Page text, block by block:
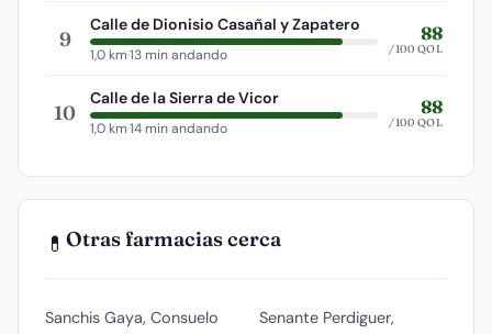
9
Calle de Dionisio Casañal y Zapatero
1,0 km·13 min andando
88
/100 QOL
10
Calle de la Sierra de Vicor
1,0 km·14 min andando
88
/100 QOL
💊 Otras farmacias cerca
Sanchis Gaya, Consuelo
Senante Perdiguer,